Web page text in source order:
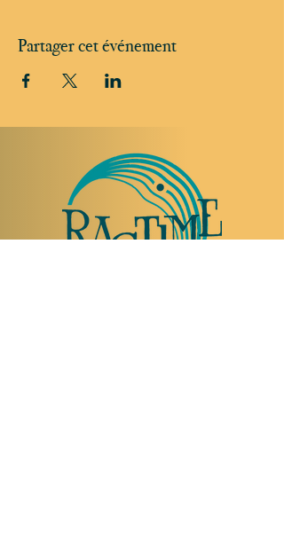
Partager cet événement